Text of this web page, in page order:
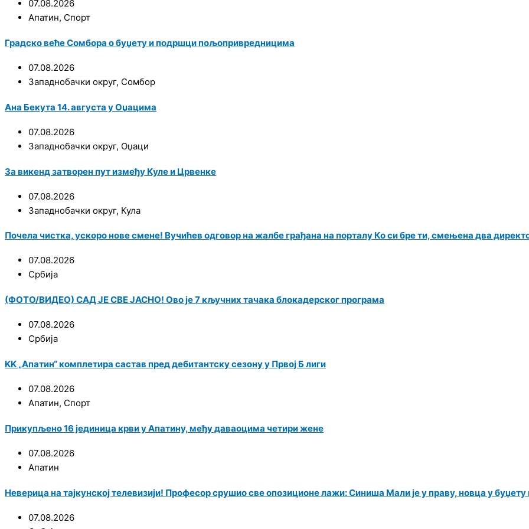
07.08.2026
Апатин, Спорт
Градско веће Сомбора о буџету и подршци пољопривредницима
07.08.2026
Западнобачки округ, Сомбор
Ана Бекута 14. августа у Оџацима
07.08.2026
Западнобачки округ, Оџаци
За викенд затворен пут између Куле и Црвенке
07.08.2026
Западнобачки округ, Кула
Почела чистка, ускоро нове смене! Вучићев одговор на жалбе грађана на порталу Ко си бре ти, смењена два
07.08.2026
Србија
(ФОТО/ВИДЕО) САД ЈЕ СВЕ ЈАСНО! Ово је 7 кључних тачака блокадерског програма
07.08.2026
Србија
KK „Апатин“ комплетира састав пред дебитантску сезону у Првој Б лиги
07.08.2026
Апатин, Спорт
Прикупљено 16 јединица крви у Апатину, међу даваоцима четири жене
07.08.2026
Апатин
Неверица на тајкунској телевизији! Професор срушио све опозиционе лажи: Синиша Мали је у праву, новца у
07.08.2026